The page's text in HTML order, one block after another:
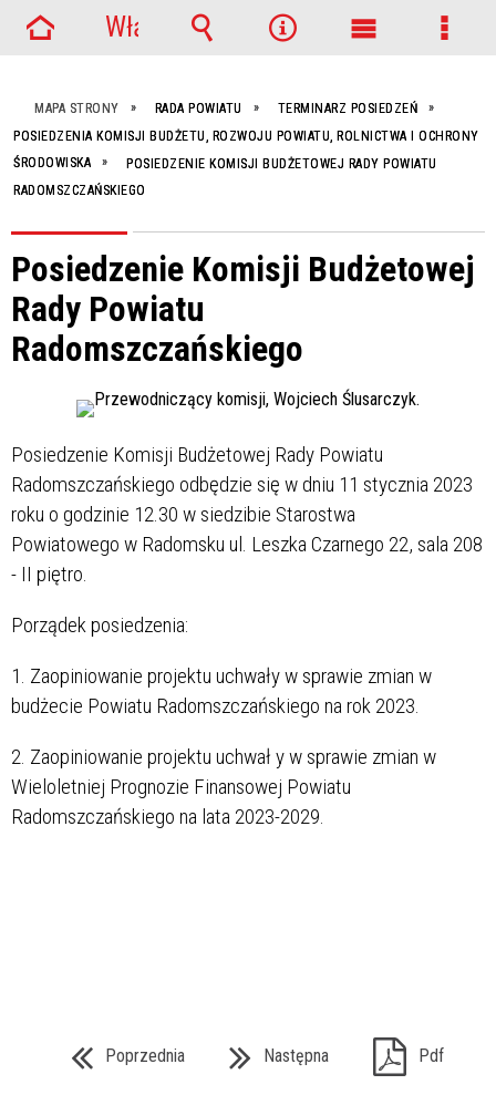
MAPA STRONY RADA POWIATU
TERMINARZ POSIEDZEŃ
POSIEDZENIA KOMISJI BUDŻETU, ROZWOJU POWIATU, ROLNICTWA I OCHRONY
ŚRODOWISKA
POSIEDZENIE KOMISJI BUDŻETOWEJ RADY POWIATU
RADOMSZCZAŃSKIEGO
Posiedzenie Komisji Budżetowej
Rady Powiatu
Radomszczańskiego
Posiedzenie Komisji Budżetowej Rady Powiatu
Radomszczańskiego odbędzie się w dniu 11 stycznia 2023
roku o godzinie 12.30 w siedzibie Starostwa
Powiatowego w Radomsku ul. Leszka Czarnego 22, sala 208
- II piętro.
Porządek posiedzenia:
1. Zaopiniowanie projektu uchwały w sprawie zmian w
budżecie Powiatu Radomszczańskiego na rok 2023.
2. Zaopiniowanie projektu uchwał y w sprawie zmian w
Wieloletniej Prognozie Finansowej Powiatu
Radomszczańskiego na lata 2023-2029.
Poprzednia Następna Pdf
Włącz
główne